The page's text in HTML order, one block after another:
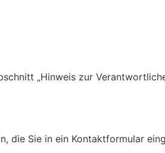
„Hinweis zur
die Sie in ein Kontaktformular